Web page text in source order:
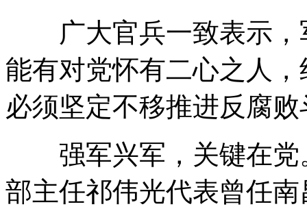
广大官兵一致表示，
能有对党怀有二心之人
必须坚定不移推进反腐
强军兴军，关键在党
部主任祁伟光代表曾任